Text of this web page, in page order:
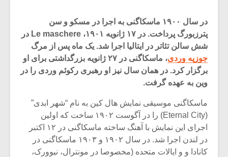
در سال ۱۹۰۰ ماسکاگنی به اجرا در مسکو و سن
پترزبورگ پرداخت. در ۱۷ ژانویه ۱۹۰۱، Le maschere در
شش سالن تئاتر در ایتالیا اجرا شد. یک ماه پس از مرگ
جوزپه وردی
، ماسکاگنی در ۲۷ ژانویه بزرگداشتی برای او
برگزار کرد. در همان سال نیز او رهبری رکوئم وردی را در
وین به عهده گرفت.
ماسکاگنی موسیقی نمایش هال کین به نام “شهر ابدی”
(Eternal City) را در آگوست ۱۹۰۲ ساخت که اولین
اجرای این نمایش با آهنگ ساخته ماسکاگنی در ۱۲ اکتبر
در لندن اجرا شد. در سال ۱۹۰۲ و ۱۹۰۳ ماسکاگنی در
کانادا و و ایالات متحده (مخصوصا در مونترال، نیوورک،